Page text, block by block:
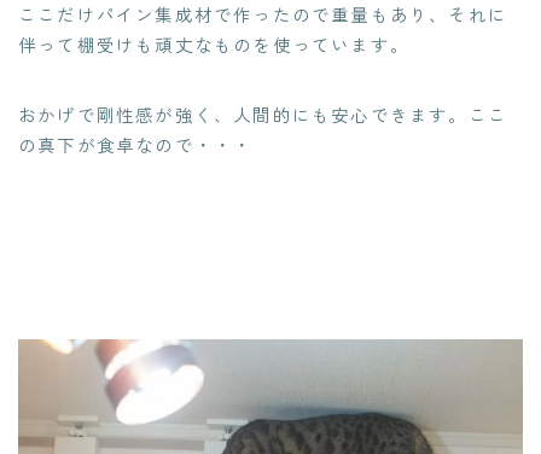
ここだけパイン集成材で作ったので重量もあり、それに
伴って棚受けも頑丈なものを使っています。
おかげで剛性感が強く、人間的にも安心できます。ここ
の真下が食卓なので・・・